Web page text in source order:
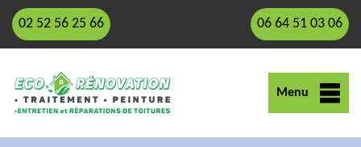
02 52 56 25 66 06 64 51 03 06
Menu